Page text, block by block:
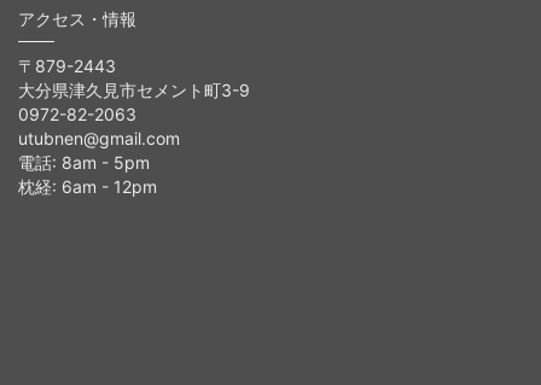
アクセス・情報
〒879-2443
大分県津久見市セメント町3-9
0972-82-2063
utubnen@gmail.com
電話: 8am - 5pm
枕経: 6am - 12pm